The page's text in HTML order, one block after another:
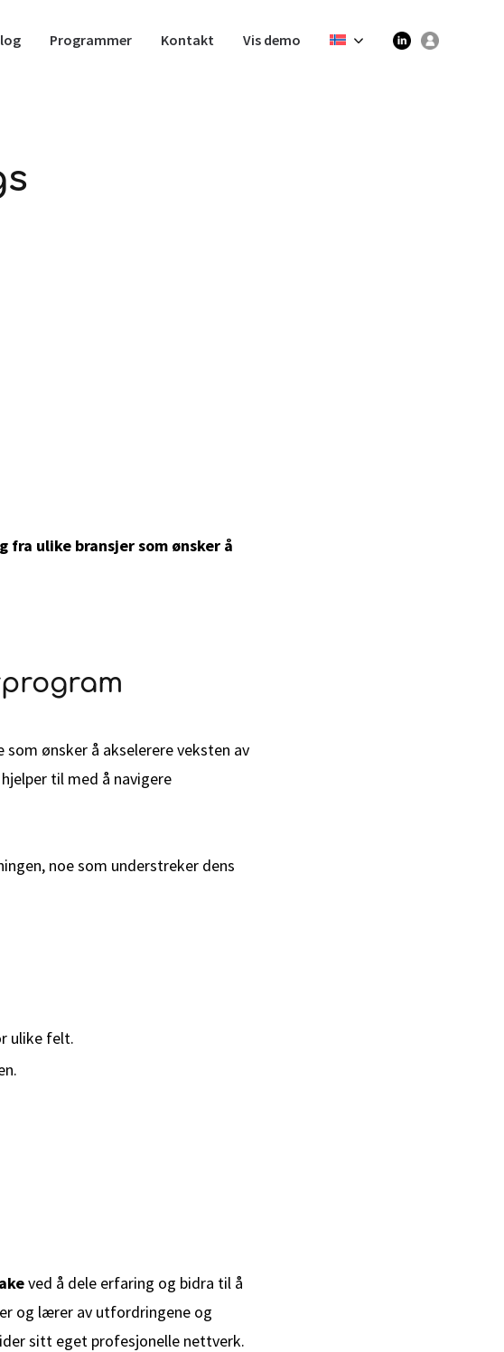
Programmer Kontakt Vis demo
ulike bransjer som ønsker å
ønsker å akselerere veksten av
til med å navigere
noe som understreker dens
ulike felt.
ved å dele erfaring og bidra til å
og lærer av utfordringene og
sitt eget profesjonelle nettverk.